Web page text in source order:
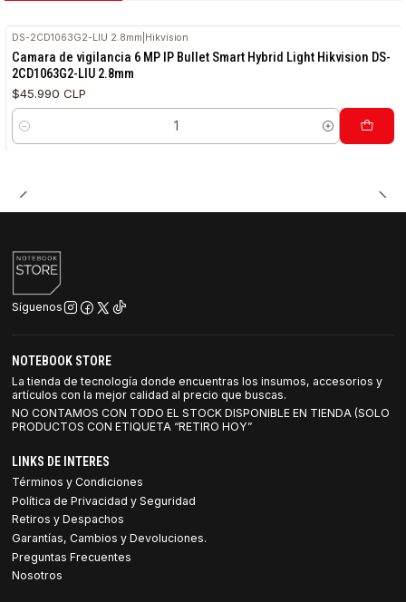
DS-2CD1063G2-LIU 2.8mm Hikvision
Camara de vigilancia 6 MP IP Bullet Smart Hybrid Light Hikvision DS-
2CD1063G2-LIU 2.8mm
$45.990 CLP
Cantidad
Síguenos
NOTEBOOK STORE
La tienda de tecnología donde encuentras los insumos, accesorios y
artículos con la mejor calidad al precio que buscas.
NO CONTAMOS CON TODO EL STOCK DISPONIBLE EN TIENDA (SOLO
PRODUCTOS CON ETIQUETA “RETIRO HOY”
LINKS DE INTERES
Términos y Condiciones
Política de Privacidad y Seguridad
Retiros y Despachos
Garantías, Cambios y Devoluciones.
Preguntas Frecuentes
Nosotros